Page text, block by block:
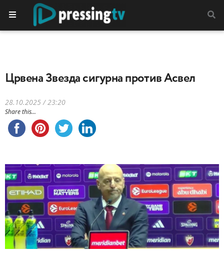
Црвена Звезда сигурна против Асвел
28.10.2025 / 23:20
Share this...